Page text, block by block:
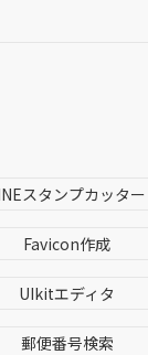
スタンプカッター
Favicon作成
UIkitエディタ
郵便番号検索